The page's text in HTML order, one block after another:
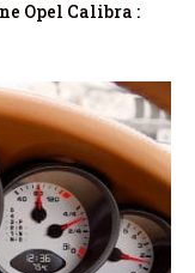
Opel Calibra :